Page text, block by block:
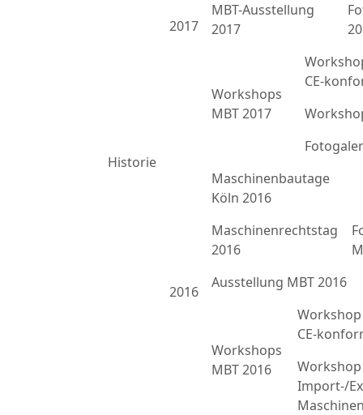
Historie
2017
MBT-Ausstellung
2017
Workshops
MBT 2017
CE-
2016
Maschinenbautage
Köln 2016
Maschinenrechtstag
2016
Ausstellung MBT 2016
Workshops
MBT 2016
CE-
Import-/